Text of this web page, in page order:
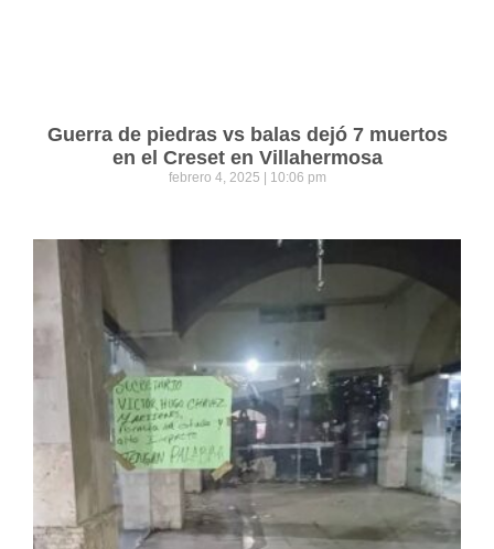
Guerra de piedras vs balas dejó 7 muertos
en el Creset en Villahermosa
febrero 4, 2025 10:06 pm